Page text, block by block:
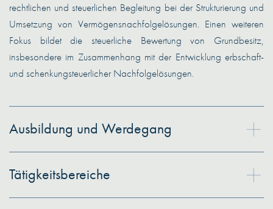
rechtlichen und steuerlichen Begleitung bei der Strukturierung und
Umsetzung von Vermögensnachfolgelösungen. Einen weiteren
Fokus bildet die steuerliche Bewertung von Grundbesitz,
insbesondere im Zusammenhang mit der Entwicklung erbschaft-
und schenkungsteuerlicher Nachfolgelösungen.
Ausbildung und Werdegang
Tätigkeitsbereiche